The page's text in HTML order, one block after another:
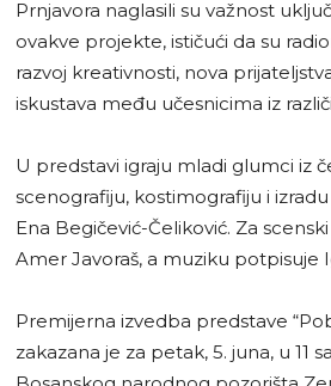
Prnjavora naglasili su važnost
ovakve projekte, ističući da su
razvoj kreativnosti, nova
iskustava među učesnicima iz
U predstavi igraju mladi glumci iz
scenografiju, kostimografiju i
Ena Begičević-Čeliković. Za
Amer Javoraš, a muziku potpisuje
Premijerna izvedba predstave
zakazana je za petak, 5. juna, u 11